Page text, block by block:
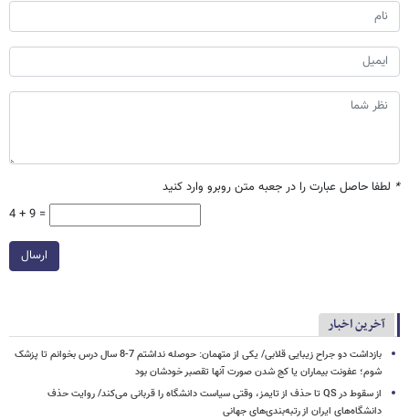
* لطفا حاصل عبارت را در جعبه متن روبرو وارد کنید
4 + 9 =
ارسال
آخرین اخبار
بازداشت دو جراح زیبایی قلابی/ یکی از متهمان: حوصله نداشتم 7-8 سال درس بخوانم تا پزشک
شوم؛ عفونت بیماران یا کج شدن صورت آنها تقصبر خودشان بود
از سقوط در QS تا حذف از تایمز، وقتی سیاست دانشگاه را قربانی می‌کند/ روایت حذف
دانشگاه‌های ایران از رتبه‌بندی‌های جهانی